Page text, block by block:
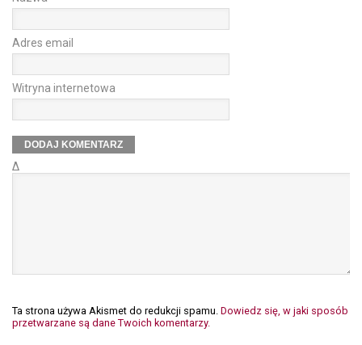
Adres email
Witryna internetowa
Δ
Ta strona używa Akismet do redukcji spamu. Dowiedz się, w jaki sposób
przetwarzane są dane Twoich komentarzy.